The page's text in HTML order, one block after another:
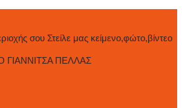
σου Στείλε μας κείμενο,φώτο,βίντεο
ΓΙΑΝΝΙΤΣΑ ΠΕΛΛΑΣ